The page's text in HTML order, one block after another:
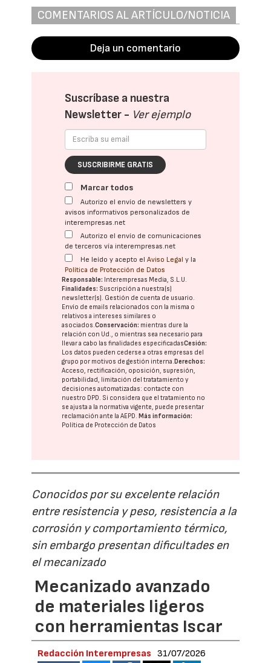
COMENTARIOS AL ARTÍCULO/NOTICIA
Deja un comentario
Suscríbase a nuestra
Newsletter - Ver ejemplo
SUSCRIBIRME GRATIS
Marcar todos
Autorizo el envío de newsletters y
avisos informativos personalizados de
interempresas.net
Autorizo el envío de comunicaciones
de terceros vía interempresas.net
He leído y acepto elAviso Legal y la
Política de Protección de Datos
Responsable: Interempresas Media, S.L.U.
Finalidades: Suscripción a nuestra(s)
newsletter(s). Gestión de cuenta de usuario.
Envío de emails relacionados con la misma o
relativos a intereses similares o
asociados.Conservación: mientras dure la
relación con Ud., o mientras sea necesario para
llevar a cabo las finalidades especificadasCesión:
Los datos pueden cederse a otras empresas del
grupo por motivos de gestión interna.Derechos:
Acceso, rectificación, oposición, supresión,
portabilidad, limitación del tratatamiento y
decisiones automatizadas: contacte con
nuestro DPD . Si considera que el tratamiento no
se ajusta a la normativa vigente, puede presentar
reclamación ante laAEPD .Más información:
Política de Protección de Datos
Conocidos por su excelente relación
entre resistencia y peso, resistencia a la
corrosión y comportamiento térmico,
sin embargo presentan dificultades en
el mecanizado
Mecanizado avanzado
de materiales ligeros
con herramientas Iscar
Redacción Interempresas 31/07/2026